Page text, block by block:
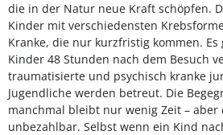
die in der Natur neue Kraft schöpfen.
Kinder mit verschiedensten
Kranke, die nur kurzfristig kommen. Es
Kinder 48 Stunden nach dem Besuch
traumatisierte und psychisch kranke
Jugendliche werden betreut. Die
manchmal bleibt nur wenig Zeit –
unbezahlbar. Selbst wenn ein Kind